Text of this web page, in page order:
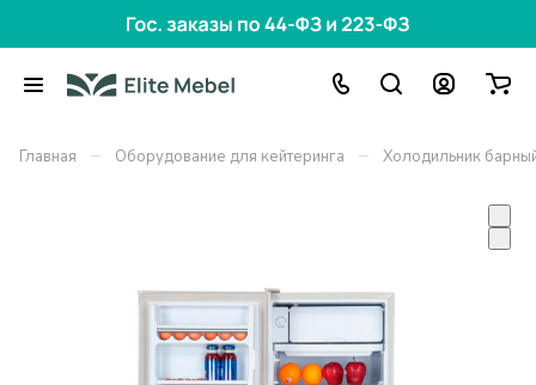
Главная – Оборудование для кейтеринга – Холодильник